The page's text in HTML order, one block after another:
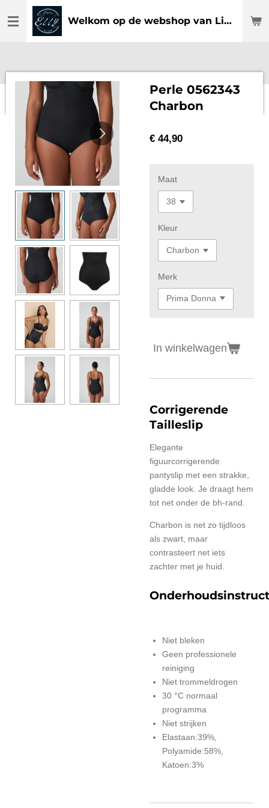
direct
Welkom op de webshop van Lingerie Elly
Perle 0562343
Charbon
€ 44,90
Maat
Kleur
Merk
In winkelwagen
Corrigerende
Tailleslip
Elegante
figuurcorrigerende
pantyslip met een strakke,
gladde look. Je draagt hem
tot net onder de bh-rand.
Charbon is net zo tijdloos
als zwart, maar
contrasteert net iets
zachter met je huid.
Niet bleken
Geen professionele
reiniging
Niet trommeldrogen
30 °C normaal
programma
Niet strijken
Elastaan:39%,
Polyamide:58%,
Katoen:3%